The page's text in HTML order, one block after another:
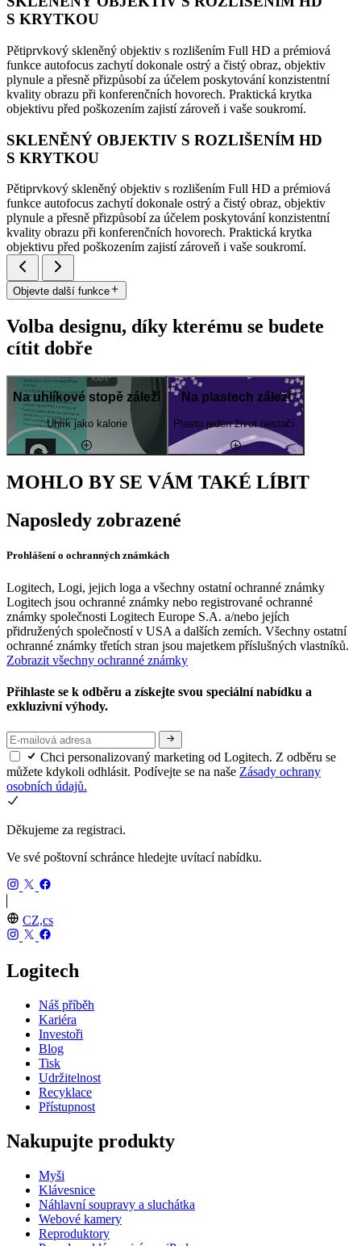
S KRYTKOU
Pětiprvkový skleněný objektiv s rozlišením Full HD a prémiová
funkce autofocus zachytí dokonale ostrý a čistý obraz, objektiv
plynule a přesně přizpůsobí za účelem poskytování konzistentní
kvality obrazu při konferenčních hovorech. Praktická krytka
objektivu před poškozením zajistí zároveň i vaše soukromí.
SKLENĚNÝ OBJEKTIV S ROZLIŠENÍM HD
S KRYTKOU
Pětiprvkový skleněný objektiv s rozlišením Full HD a prémiová
funkce autofocus zachytí dokonale ostrý a čistý obraz, objektiv
plynule a přesně přizpůsobí za účelem poskytování konzistentní
kvality obrazu při konferenčních hovorech. Praktická krytka
objektivu před poškozením zajistí zároveň i vaše soukromí.
Objevte další funkce
Volba designu, díky kterému se budete
cítit dobře
Na uhlíkové stopě záleží
Uhlík jako kalorie
Na plastech záleží
Plastu jeden život nestačí.
MOHLO BY SE VÁM TAKÉ LÍBIT
Naposledy zobrazené
Prohlášení o ochranných známkách
Logitech, Logi, jejich loga a všechny ostatní ochranné známky
Logitech jsou ochranné známky nebo registrované ochranné
známky společnosti Logitech Europe S.A. a/nebo jejích
přidružených společností v USA a dalších zemích. Všechny ostatní
ochranné známky třetích stran jsou majetkem příslušných vlastníků.
Zobrazit všechny ochranné známky
Přihlaste se k odběru a získejte svou speciální nabídku a
exkluzivní výhody.
Chci personalizovaný marketing od Logitech. Z odběru se
můžete kdykoli odhlásit. Podívejte se na naše Zásady ochrany
osobních údajů.
Děkujeme za registraci.
Ve své poštovní schránce hledejte uvítací nabídku.
CZ,cs
Logitech
Náš příběh
Kariéra
Investoři
Blog
Tisk
Udržitelnost
Recyklace
Přístupnost
Nakupujte produkty
Myši
Klávesnice
Náhlavní soupravy a sluchátka
Webové kamery
Reproduktory